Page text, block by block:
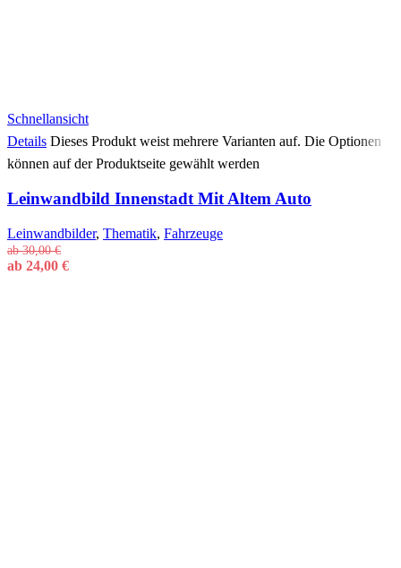
Schnellansicht
Details Dieses Produkt weist mehrere Varianten auf. Die Optionen
können auf der Produktseite gewählt werden
Leinwandbild Innenstadt Mit Altem Auto
Leinwandbilder, Thematik, Fahrzeuge
ab30,00€
ab 24,00 €